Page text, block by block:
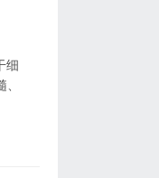
细